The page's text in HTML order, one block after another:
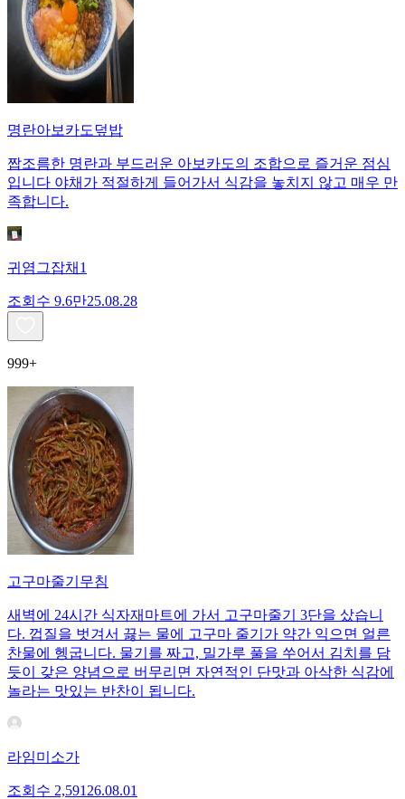
명란아보카도덮밥
짭조름한 명란과 부드러운 아보카도의 조합으로 즐거운 점심
입니다 야채가 적절하게 들어가서 식감을 놓치지 않고 매우 만
족합니다.
귀염그잡채1
조회수 9.6만25.08.28
999+
고구마줄기무침
새벽에 24시간 식자재마트에 가서 고구마줄기 3단을 샀습니
다. 껍질을 벗겨서 끓는 물에 고구마 줄기가 약간 익으면 얼른
찬물에 헹굽니다. 물기를 짜고, 밀가루 풀을 쑤어서 김치를 담
듯이 갖은 양념으로 버무리면 자연적인 단맛과 아삭한 식감에
놀라는 맛있는 반찬이 됩니다.
라임미소가
조회수 2,591 26.08.01